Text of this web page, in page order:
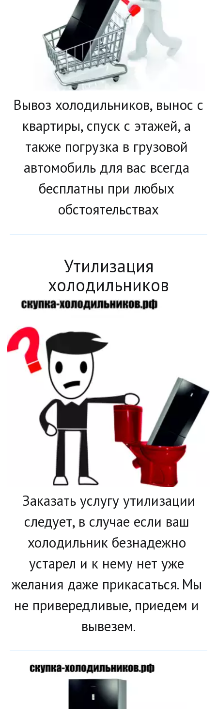
Вывоз холодильников, вынос с
квартиры, спуск с этажей, а
также погрузка в грузовой
автомобиль для вас всегда
бесплатны при любых
обстоятельствах
Утилизация
холодильников
Заказать услугу утилизации
следует, в случае если ваш
холодильник безнадежно
устарел и к нему нет уже
желания даже прикасаться. Мы
не привередливые, приедем и
вывезем.